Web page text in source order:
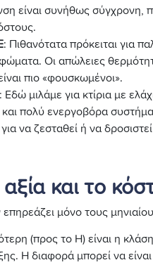
είναι συνήθως σύγχρονη,
: Πιθανότατα πρόκειται για
Οι απώλειες
πιο «φουσκωμένοι».
: Εδώ μιλάμε για κτίρια με
πολύ ενεργοβόρα
να ζεσταθεί ή να δροσιστεί
και το
μόνο τους
(προς το Η) είναι η
Η διαφορά μπορεί να είναι